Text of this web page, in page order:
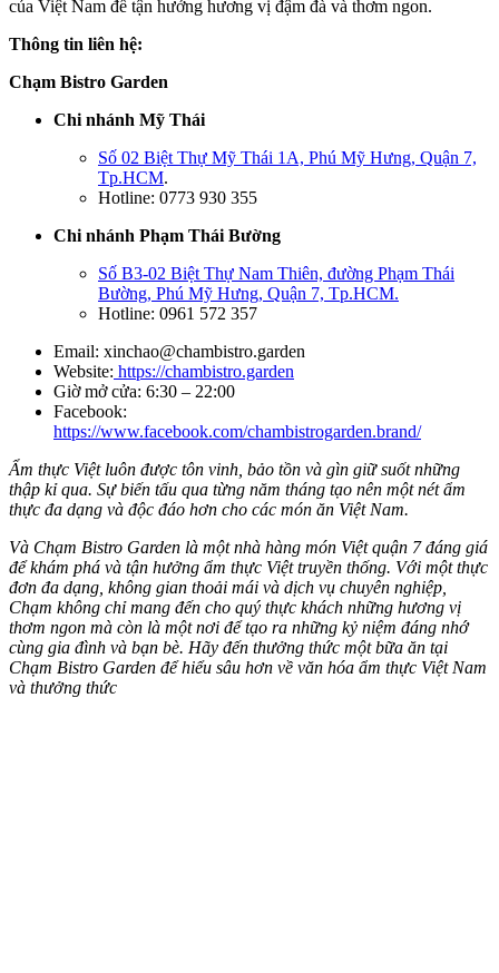
của Việt Nam để tận hưởng hương vị đậm đà và thơm ngon.
Thông tin liên hệ:
Chạm Bistro Garden
Chi nhánh Mỹ Thái
Số 02 Biệt Thự Mỹ Thái 1A, Phú Mỹ Hưng, Quận 7,
Tp.HCM.
Hotline: 0773 930 355
Chi nhánh Phạm Thái Bường
Số B3-02 Biệt Thự Nam Thiên, đường Phạm Thái
Bường, Phú Mỹ Hưng, Quận 7, Tp.HCM.
Hotline: 0961 572 357
Email: xinchao@chambistro.garden
Website: https://chambistro.garden
Giờ mở cửa: 6:30 – 22:00
Facebook:
https://www.facebook.com/chambistrogarden.brand/
Ẩm thực Việt luôn được tôn vinh, bảo tồn và gìn giữ suốt những
thập kỉ qua. Sự biến tấu qua từng năm tháng tạo nên một nét ẩm
thực đa dạng và độc đáo hơn cho các món ăn Việt Nam.
Và Chạm Bistro Garden là một nhà hàng món Việt quận 7 đáng giá
để khám phá và tận hưởng ẩm thực Việt truyền thống. Với một thực
đơn đa dạng, không gian thoải mái và dịch vụ chuyên nghiệp,
Chạm không chỉ mang đến cho quý thực khách những hương vị
thơm ngon mà còn là một nơi để tạo ra những kỷ niệm đáng nhớ
cùng gia đình và bạn bè. Hãy đến thưởng thức một bữa ăn tại
Chạm Bistro Garden để hiểu sâu hơn về văn hóa ẩm thực Việt Nam
và thưởng thức